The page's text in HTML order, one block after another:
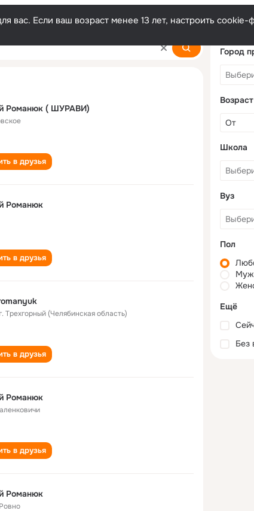
вас. Если ваш возраст менее 13 лет, настроить
Романюк ( ШУРАВИ)
в друзья
Романюк
в друзья
Трехгорный (Челябинская область)
в друзья
Романюк
в друзья
Романюк
Ровно
Город
Возраст
Школа
Вуз
Пол
Ещё
Без